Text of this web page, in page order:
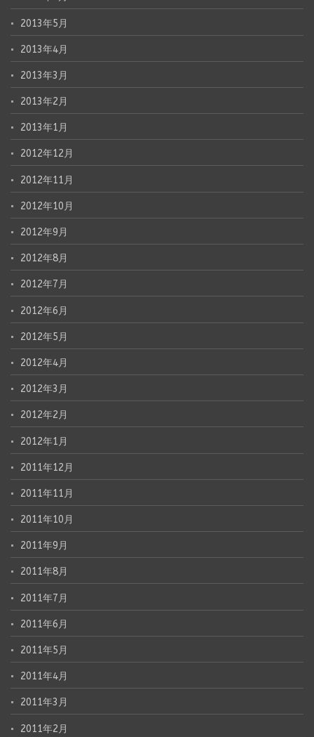
2013年5月
2013年4月
2013年3月
2013年2月
2013年1月
2012年12月
2012年11月
2012年10月
2012年9月
2012年8月
2012年7月
2012年6月
2012年5月
2012年4月
2012年3月
2012年2月
2012年1月
2011年12月
2011年11月
2011年10月
2011年9月
2011年8月
2011年7月
2011年6月
2011年5月
2011年4月
2011年3月
2011年2月